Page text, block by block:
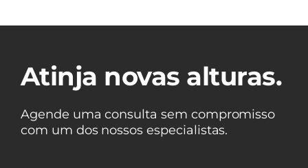
Atinja novas alturas.
Agende uma consulta sem compromisso
com um dos nossos especialistas.